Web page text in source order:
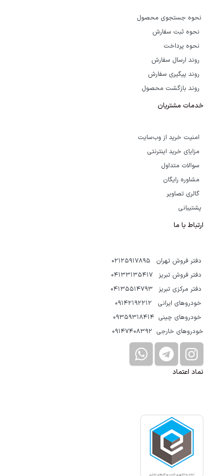
نحوه جستجوی محصول
نحوه ثبت سفارش
نحوه پرداخت
روند ارسال سفارش
روند پیگیری سفارش
روند بازگشت محصول
خدمات مشتریان
امنیت خرید از وب‌سایت
مزایای خرید اینترنتی
سوالات متداول
مشاوره رایگان
گالری تصاویر
پشتیبانی
ارتباط با ما
دفتر فروش تهران 02125917895
دفتر فروش تبریز 04133135417
دفتر مرکزی تبریز 04135514793
خودروهای ایرانی 09142192212
خودروهای چینی 09359318414
خودروهای خارجی 09147408392
نماد اعتماد